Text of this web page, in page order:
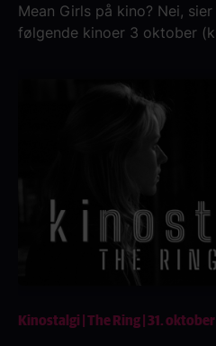
Mean Girls på kino? Nei,
følgende kinoer 3 oktober
kino kl. 17:30Halden kino kl.
Kinostalgi | The Ring | 31. oktober